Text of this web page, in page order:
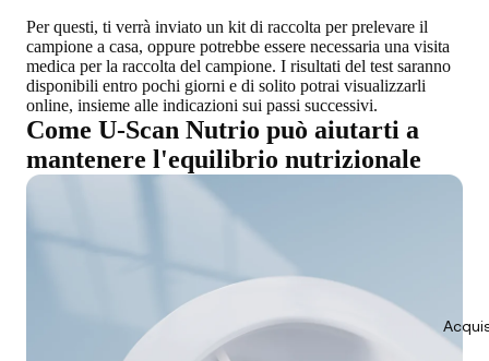
Per questi, ti verrà inviato un kit di raccolta per prelevare il
campione a casa, oppure potrebbe essere necessaria una visita
medica per la raccolta del campione. I risultati del test saranno
disponibili entro pochi giorni e di solito potrai visualizzarli
online, insieme alle indicazioni sui passi successivi.
Come U-Scan Nutrio può aiutarti a
mantenere l'equilibrio nutrizionale